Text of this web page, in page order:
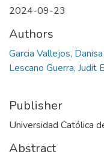
2024-09-23
Authors
Garcia Vallejos,
Lescano Guerra, Judit
Publisher
Universidad Católica
Abstract